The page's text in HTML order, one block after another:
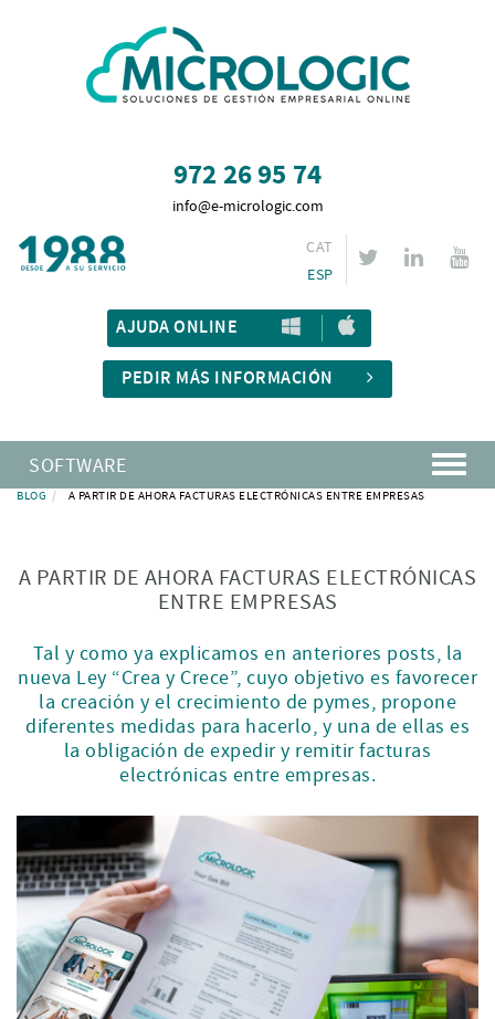
972 26 95 74
info@e-micrologic.com
CAT
ESP
AJUDA ONLINE
PEDIR MÁS INFORMACIÓN
SOFTWARE
BLOG A PARTIR DE AHORA FACTURAS ELECTRÓNICAS ENTRE EMPRESAS
A PARTIR DE AHORA FACTURAS ELECTRÓNICAS
ENTRE EMPRESAS
Tal y como ya explicamos en anteriores posts, la
nueva Ley “Crea y Crece”, cuyo objetivo es favorecer
la creación y el crecimiento de pymes, propone
diferentes medidas para hacerlo, y una de ellas es
la obligación de expedir y remitir facturas
electrónicas entre empresas.